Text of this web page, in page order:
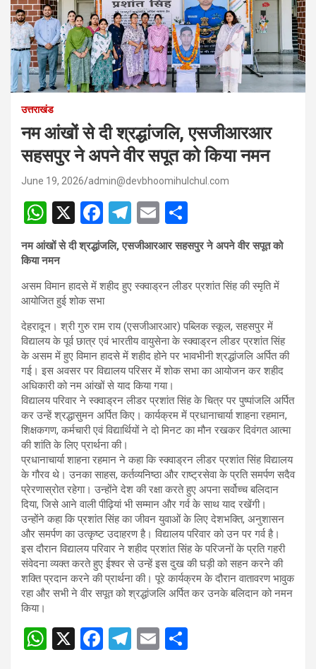
उत्तराखंड
नम आंखों से दी श्रद्धांजलि, एसजीआरआर
सहसपुर ने अपने वीर सपूत को किया नमन
June 19, 2026 admin@devbhoomihulchul.com
W
h
at
s
A
p
p
X
F
a
ce
b
o
o
k
T
el
e
gr
m
E
m
ail
h
ar
e
नम आंखों से दी श्रद्धांजलि, एसजीआरआर सहसपुर ने अपने वीर सपूत को
किया नमन
असम विमान हादसे में शहीद हुए स्क्वाड्रन लीडर प्रशांत सिंह की स्मृति में
आयोजित हुई शोक सभा
देहरादून। श्री गुरु राम राय (एसजीआरआर) पब्लिक स्कूल, सहसपुर में
विद्यालय के पूर्व छात्र एवं भारतीय वायुसेना के स्क्वाड्रन लीडर प्रशांत सिंह
के असम में हुए विमान हादसे में शहीद होने पर भावभीनी श्रद्धांजलि अर्पित की
गई। इस अवसर पर विद्यालय परिसर में शोक सभा का आयोजन कर शहीद
अधिकारी को नम आंखों से याद किया गया।
विद्यालय परिवार ने स्क्वाड्रन लीडर प्रशांत सिंह के चित्र पर पुष्पांजलि अर्पित
कर उन्हें श्रद्धासुमन अर्पित किए। कार्यक्रम में प्रधानाचार्या शाहना रहमान,
शिक्षकगण, कर्मचारी एवं विद्यार्थियों ने दो मिनट का मौन रखकर दिवंगत आत्मा
की शांति के लिए प्रार्थना की।
प्रधानाचार्या शाहना रहमान ने कहा कि स्क्वाड्रन लीडर प्रशांत सिंह विद्यालय
के गौरव थे। उनका साहस, कर्तव्यनिष्ठा और राष्ट्रसेवा के प्रति समर्पण सदैव
प्रेरणास्रोत रहेगा। उन्होंने देश की रक्षा करते हुए अपना सर्वोच्च बलिदान
दिया, जिसे आने वाली पीढ़ियां भी सम्मान और गर्व के साथ याद रखेंगी।
उन्होंने कहा कि प्रशांत सिंह का जीवन युवाओं के लिए देशभक्ति, अनुशासन
और समर्पण का उत्कृष्ट उदाहरण है। विद्यालय परिवार को उन पर गर्व है।
इस दौरान विद्यालय परिवार ने शहीद प्रशांत सिंह के परिजनों के प्रति गहरी
संवेदना व्यक्त करते हुए ईश्वर से उन्हें इस दुख की घड़ी को सहन करने की
शक्ति प्रदान करने की प्रार्थना की। पूरे कार्यक्रम के दौरान वातावरण भावुक
रहा और सभी ने वीर सपूत को श्रद्धांजलि अर्पित कर उनके बलिदान को नमन
किया।
PostW X
F
T
E